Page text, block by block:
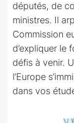
députés, de
ministres. Il
Commission
d’expliquer le
défis à venir.
l’Europe
dans vos